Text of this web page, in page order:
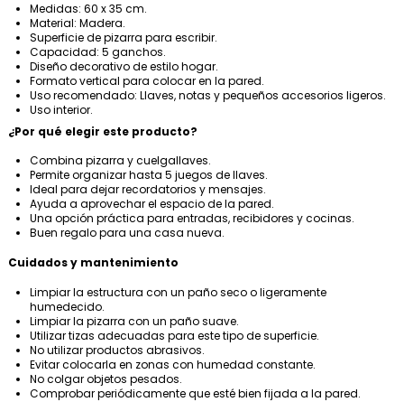
Medidas: 60 x 35 cm.
Material: Madera.
Superficie de pizarra para escribir.
Capacidad: 5 ganchos.
Diseño decorativo de estilo hogar.
Formato vertical para colocar en la pared.
Uso recomendado: Llaves, notas y pequeños accesorios ligeros.
Uso interior.
¿Por qué elegir este producto?
Combina pizarra y cuelgallaves.
Permite organizar hasta 5 juegos de llaves.
Ideal para dejar recordatorios y mensajes.
Ayuda a aprovechar el espacio de la pared.
Una opción práctica para entradas, recibidores y cocinas.
Buen regalo para una casa nueva.
Cuidados y mantenimiento
Limpiar la estructura con un paño seco o ligeramente
humedecido.
Limpiar la pizarra con un paño suave.
Utilizar tizas adecuadas para este tipo de superficie.
No utilizar productos abrasivos.
Evitar colocarla en zonas con humedad constante.
No colgar objetos pesados.
Comprobar periódicamente que esté bien fijada a la pared.